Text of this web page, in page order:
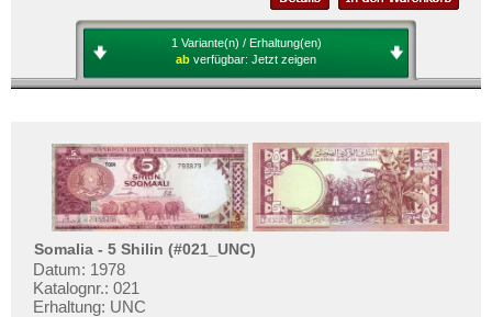
Zahlungsbedingungen
Privatsphäre und Datenschutz
Liefer- und Versandkosten
AGB
Impressum
1 Variante(n) / Erhaltung(en)
ab verfügbar: Jetzt zeigen
Somalia - 5 Shilin (#021_UNC)
Datum: 1978
Katalognr.: 021
Erhaltung: UNC